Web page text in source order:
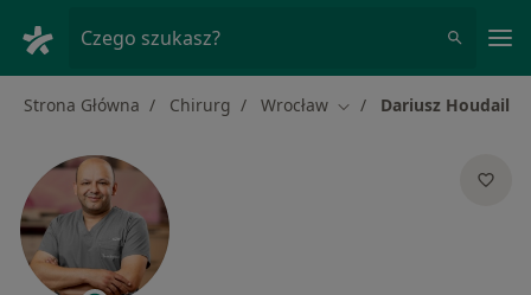
Czego szukasz?
Strona Główna Chirurg Wrocław Zmień miasto
Dariusz Houdail